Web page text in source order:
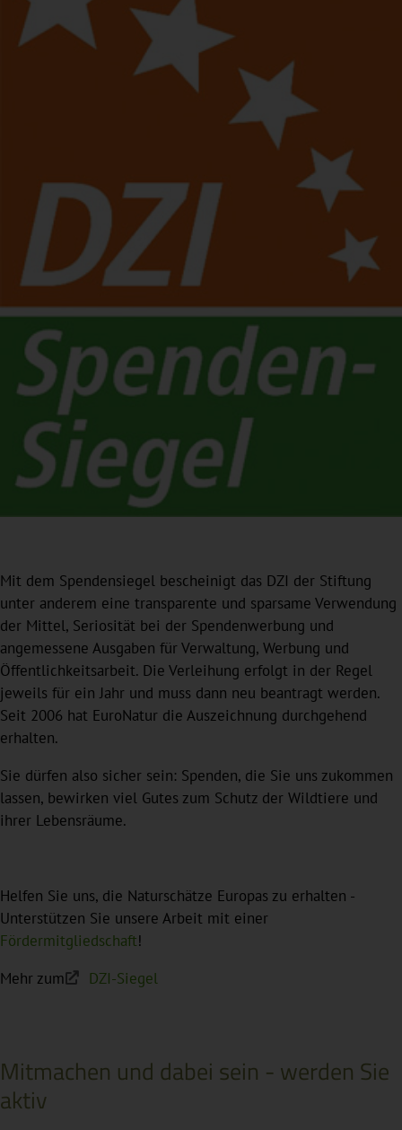
Mit dem Spendensiegel bescheinigt das DZI der Stiftung
unter anderem eine transparente und sparsame Verwendung
der Mittel, Seriosität bei der Spendenwerbung und
angemessene Ausgaben für Verwaltung, Werbung und
Öffentlichkeitsarbeit. Die Verleihung erfolgt in der Regel
jeweils für ein Jahr und muss dann neu beantragt werden.
Seit 2006 hat EuroNatur die Auszeichnung durchgehend
erhalten.
Sie dürfen also sicher sein: Spenden, die Sie uns zukommen
lassen, bewirken viel Gutes zum Schutz der Wildtiere und
ihrer Lebensräume.
Helfen Sie uns, die Naturschätze Europas zu erhalten -
Unterstützen Sie unsere Arbeit mit einer
Fördermitgliedschaft!
Mehr zum
DZI-Siegel
Mitmachen und dabei sein - werden Sie
aktiv